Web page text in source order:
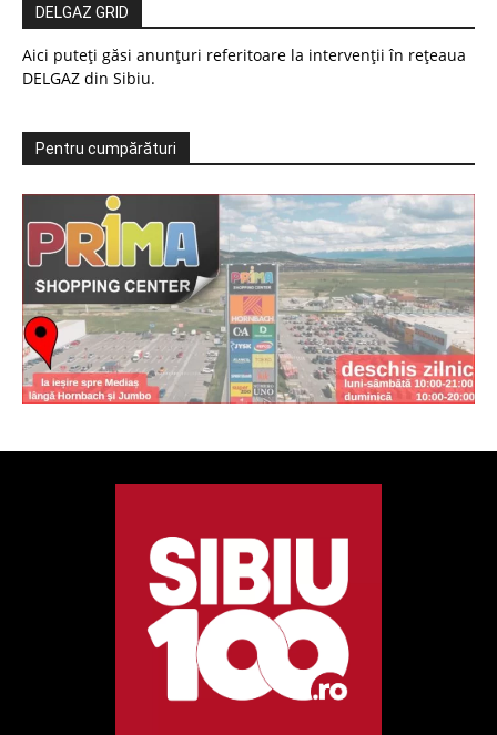
DELGAZ GRID
Aici puteți găsi anunțuri referitoare la intervenții în rețeaua
DELGAZ din Sibiu.
Pentru cumpărături